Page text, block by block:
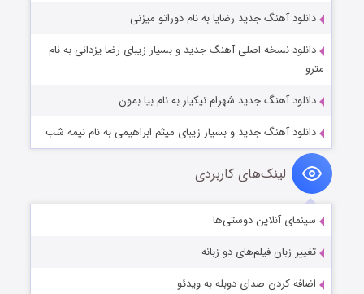
دانلود آهنگ جدید رضایا به نام دوراتو میزنی
دانلود نسخه اصلی آهنگ جدید و بسیار زیبای رضا یزدانی به نام
مترو
دانلود آهنگ جدید شهرام نیکیار به نام بیا بمون
دانلود آهنگ جدید و بسیار زیبای میثم ابراهیمی به نام نیمه شب
لینک‌های کاربردی
سینمای آنلاین دوستی‌ها
تغییر زبان فیلم‌های دو زبانه
اضافه کردن صدای دوبله به ویدئو